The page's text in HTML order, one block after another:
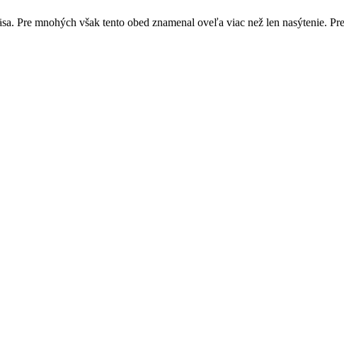
Pre mnohých však tento obed znamenal oveľa viac než len nasýtenie.